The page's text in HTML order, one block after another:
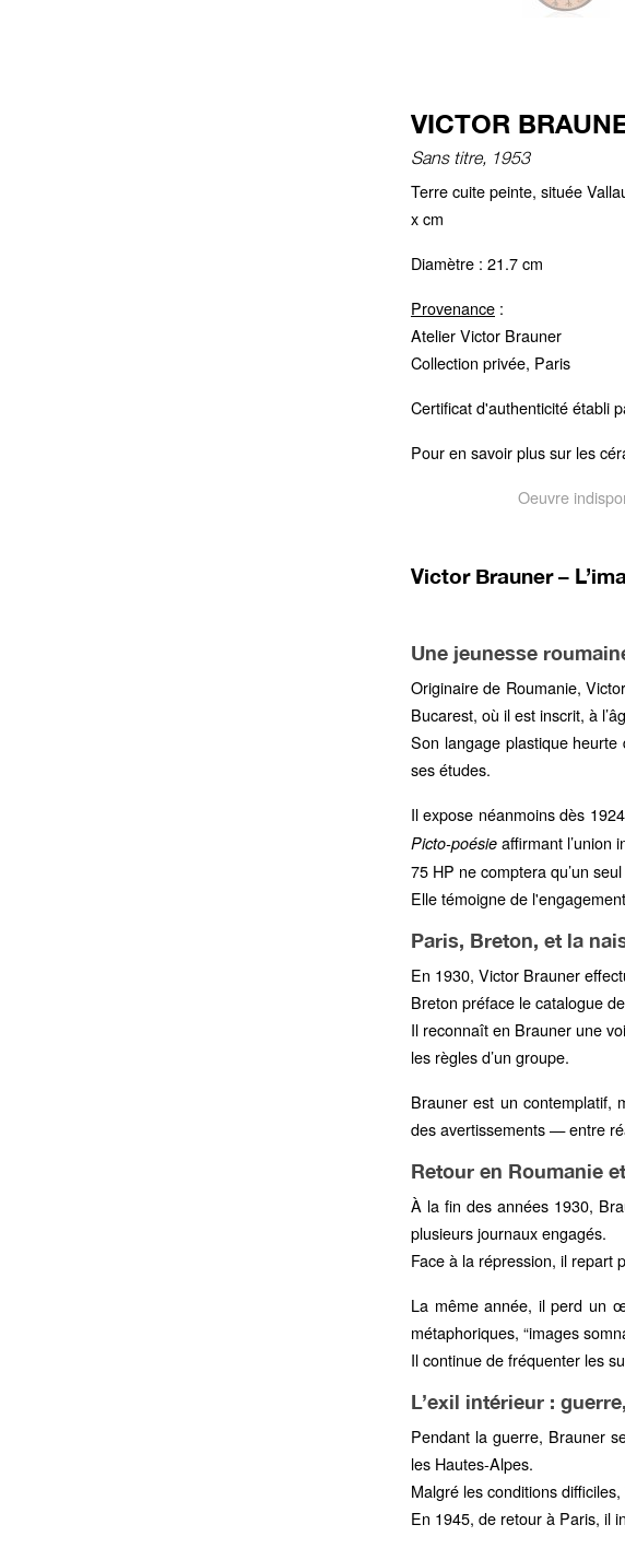
VICTOR
Sans titre, 1953
Terre cuite peinte, située
x cm
Diamètre : 21.7 cm
Provenance :
Atelier Victor Brauner
Collection privée, Paris
Certificat d'authenticité établi
Pour en savoir plus sur les
Oeuvre
Victor Brauner –
Une jeunesse
Originaire de Roumanie,
Bucarest, où il est inscrit, à
Son langage plastique
ses études.
Il expose néanmoins dès
Picto-poésie affirmant l’union
75 HP ne comptera qu’un
Elle témoigne de
Paris, Breton, et la
En 1930, Victor Brauner
Breton préface le catalogue
Il reconnaît en Brauner une
les règles d’un groupe.
Brauner est un contemplatif,
des avertissements — entre
Retour en Roumanie
À la fin des années 1930,
plusieurs journaux engagés.
Face à la répression, il repart
La même année, il perd un
métaphoriques, “images
Il continue de fréquenter les
L’exil intérieur :
Pendant la guerre, Brauner
les Hautes-Alpes.
Malgré les conditions
En 1945, de retour à Paris, il